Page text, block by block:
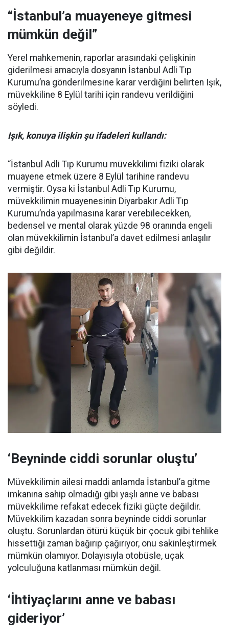
“İstanbul’a muayeneye gitmesi
mümkün değil”
Yerel mahkemenin, raporlar arasındaki çelişkinin
giderilmesi amacıyla dosyanın İstanbul Adli Tıp
Kurumu’na gönderilmesine karar verdiğini belirten Işık,
müvekkiline 8 Eylül tarihi için randevu verildiğini
söyledi.
Işık, konuya ilişkin şu ifadeleri kullandı:
“İstanbul Adli Tıp Kurumu müvekkilimi fiziki olarak
muayene etmek üzere 8 Eylül tarihine randevu
vermiştir. Oysa ki İstanbul Adli Tıp Kurumu,
müvekkilimin muayenesinin Diyarbakır Adli Tıp
Kurumu’nda yapılmasına karar verebilecekken,
bedensel ve mental olarak yüzde 98 oranında engeli
olan müvekkilimin İstanbul’a davet edilmesi anlaşılır
gibi değildir.
‘Beyninde ciddi sorunlar oluştu’
Müvekkilimin ailesi maddi anlamda İstanbul’a gitme
imkanına sahip olmadığı gibi yaşlı anne ve babası
müvekkilime refakat edecek fiziki güçte değildir.
Müvekkilim kazadan sonra beyninde ciddi sorunlar
oluştu. Sorunlardan ötürü küçük bir çocuk gibi tehlike
hissettiği zaman bağırıp çağırıyor, onu sakinleştirmek
mümkün olamıyor. Dolayısıyla otobüsle, uçak
yolculuğuna katlanması mümkün değil.
‘İhtiyaçlarını anne ve babası
gideriyor’